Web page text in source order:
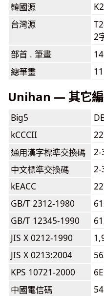
韓國源
台灣源
2
部首 . 筆畫
總筆畫
11
Unihan — 其它
Big5
kCCCII
通用漢字標準交換碼
2-
中文標準交換碼
2-
kEACC
GB/T 2312-1980
GB/T 12345-1990
JIS X 0212-1990
JIS X 0213:2004
KPS 10721-2000
中國電信碼